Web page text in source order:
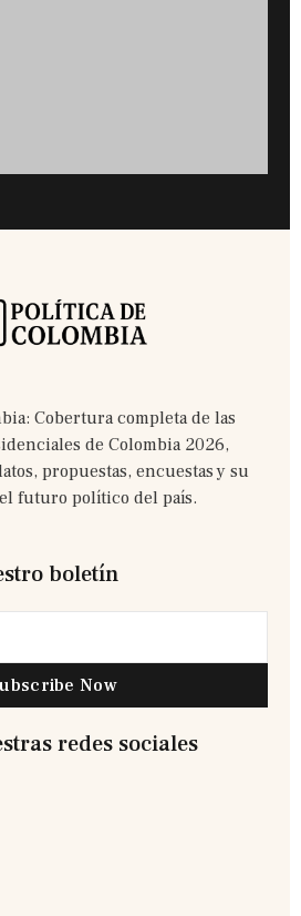
Cobertura completa de las
de Colombia 2026,
propuestas, encuestas y su
futuro político del país.
boletín
Now
redes sociales